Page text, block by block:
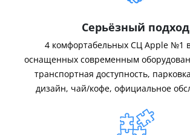
Серьёзный подход
4 комфортабельных СЦ Apple №1
оснащенных современным
транспортная доступность,
дизайн, чай/кофе, официальное